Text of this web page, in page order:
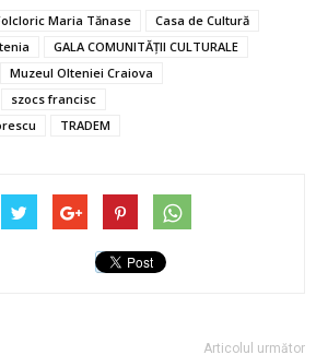
Maria Tănase
Casa de Cultură
GALA COMUNITĂȚII CULTURALE
Muzeul Olteniei Craiova
szocs francisc
TRADEM
Articolul următor